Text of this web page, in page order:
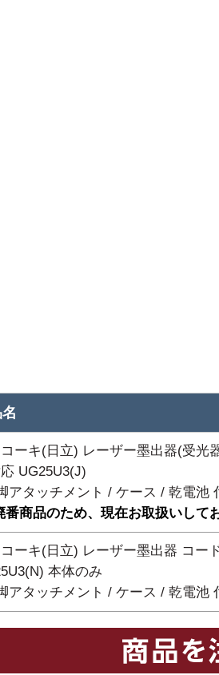
ーキ(日立) レーザー墨出器(受光
UG25U3(J)
アタッチメント / ケース / 乾電池
商品のため、現在お取扱いして
ーキ(日立) レーザー墨出器 コー
本体のみ
アタッチメント / ケース / 乾電池